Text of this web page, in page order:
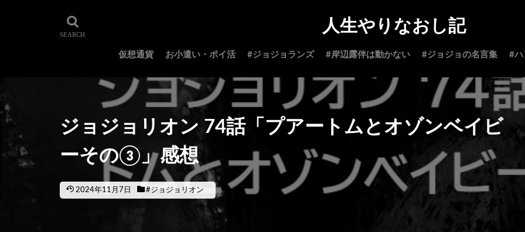
人生やりなおし記
仮想通貨 お小遣い・ポイ活 #ジョジョランズ #岸辺露伴は動かない #ジョジョの名言集 #ハ
ジョジョリオン 74話「プアートムとオゾンベイビ
ーその③」感想
2024年11月7日 #ジョジョリオン